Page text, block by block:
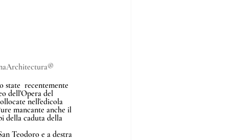
state  recentemente
dell'Opera del
nell'edicola
mancante anche il
della caduta della
Teodoro e a destra